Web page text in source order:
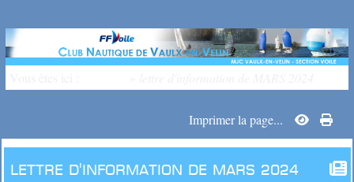
Imprimer la page...
lettre d'information de MARS 2024